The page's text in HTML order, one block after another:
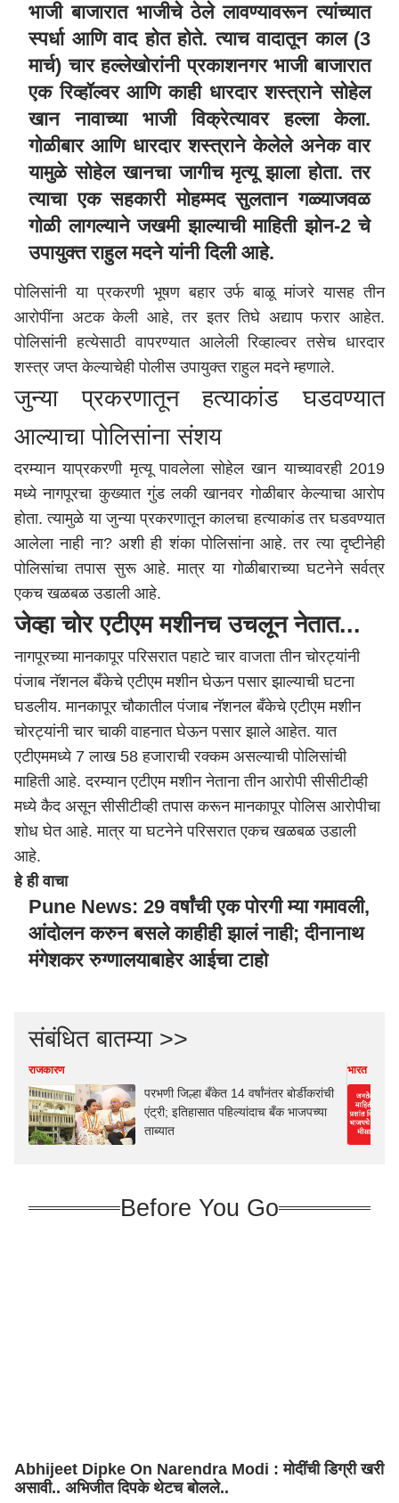
भाजी बाजारात भाजीचे ठेले लावण्यावरून त्यांच्यात
स्पर्धा आणि वाद होत होते. त्याच वादातून काल (3
मार्च) चार हल्लेखोरांनी प्रकाशनगर भाजी बाजारात
एक रिव्हॉल्वर आणि काही धारदार शस्त्राने सोहेल
खान नावाच्या भाजी विक्रेत्यावर हल्ला केला.
गोळीबार आणि धारदार शस्त्राने केलेले अनेक वार
यामुळे सोहेल खानचा जागीच मृत्यू झाला होता. तर
त्याचा एक सहकारी मोहम्मद सुलतान गळ्याजवळ
गोळी लागल्याने जखमी झाल्याची माहिती झोन-2 चे
उपायुक्त राहुल मदने यांनी दिली आहे.
पोलिसांनी या प्रकरणी भूषण बहार उर्फ बाळू मांजरे यासह तीन
आरोपींना अटक केली आहे, तर इतर तिघे अद्याप फरार आहेत.
पोलिसांनी हत्येसाठी वापरण्यात आलेली रिव्हाल्वर तसेच धारदार
शस्त्र जप्त केल्याचेही पोलीस उपायुक्त राहुल मदने म्हणाले.
जुन्या प्रकरणातून हत्याकांड घडवण्यात
आल्याचा पोलिसांना संशय
दरम्यान याप्रकरणी मृत्यू पावलेला सोहेल खान याच्यावरही 2019
मध्ये नागपूरचा कुख्यात गुंड लकी खानवर गोळीबार केल्याचा आरोप
होता. त्यामुळे या जुन्या प्रकरणातून कालचा हत्याकांड तर घडवण्यात
आलेला नाही ना? अशी ही शंका पोलिसांना आहे. तर त्या दृष्टीनेही
पोलिसांचा तपास सुरू आहे. मात्र या गोळीबाराच्या घटनेने सर्वत्र
एकच खळबळ उडाली आहे.
जेव्हा चोर एटीएम मशीनच उचलून नेतात...
नागपूरच्या मानकापूर परिसरात पहाटे चार वाजता तीन चोरट्यांनी
पंजाब नॅशनल बँकेचे एटीएम मशीन घेऊन पसार झाल्याची घटना
घडलीय. मानकापूर चौकातील पंजाब नॅशनल बँकेचे एटीएम मशीन
चोरट्यांनी चार चाकी वाहनात घेऊन पसार झाले आहेत. यात
एटीएममध्ये 7 लाख 58 हजाराची रक्कम असल्याची पोलिसांची
माहिती आहे. दरम्यान एटीएम मशीन नेताना तीन आरोपी सीसीटीव्ही
मध्ये कैद असून सीसीटीव्ही तपास करून मानकापूर पोलिस आरोपीचा
शोध घेत आहे. मात्र या घटनेने परिसरात एकच खळबळ उडाली
आहे.
हे ही वाचा
Pune News: 29 वर्षांची एक पोरगी म्या गमावली,
आंदोलन करुन बसले काहीही झालं नाही; दीनानाथ
मंगेशकर रुग्णालयाबाहेर आईचा टाहो
संबंधित बातम्या >>
राजकारण
परभणी जिल्हा बँकेत 14 वर्षांनंतर बोर्डीकरांची
एंट्री; इतिहासात पहिल्यांदाच बँक भाजपच्या
ताब्यात
भारत
Before You Go
Abhijeet Dipke On Narendra Modi : मोदींची डिग्री खरी
असावी.. अभिजीत दिपके थेटच बोलले..